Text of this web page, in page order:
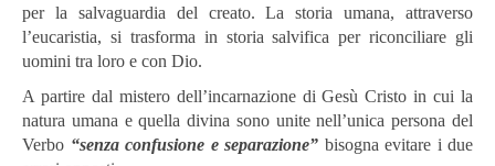
per la salvaguardia del creato. La storia umana, attraverso
l’eucaristia, si trasforma in storia salvifica per riconciliare gli
uomini tra loro e con Dio.
A partire dal mistero dell’incarnazione di Gesù Cristo in cui la
natura umana e quella divina sono unite nell’unica persona del
Verbo “senza confusione e separazione” bisogna evitare i due